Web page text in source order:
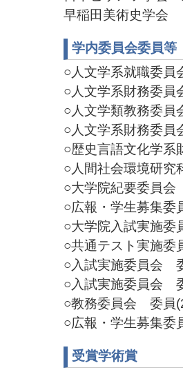
早稲田美術史学会
学内委員会委員等
○人文学系就職委
○人文学系財務委
○人文学類教務委員
○人文学系財務委
○歴史言語文化学
○人間社会環境研
○大学院紀要委員
○広報・学生募集
○大学院入試実施
○共通テスト実施
○入試実施委員会
○入試実施委員会
○教務委員会 委員
○広報・学生募集
受賞学術賞